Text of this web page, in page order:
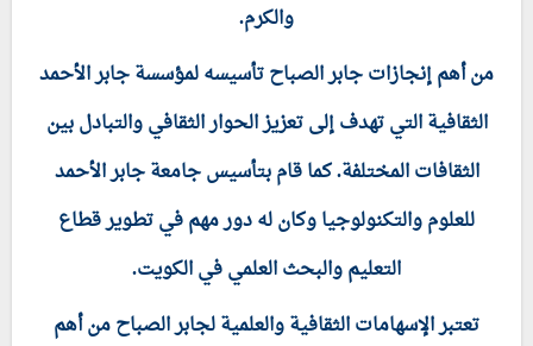
والكرم.
من أهم إنجازات جابر الصباح تأسيسه لمؤسسة جابر الأحمد
الثقافية التي تهدف إلى تعزيز الحوار الثقافي والتبادل بين
الثقافات المختلفة. كما قام بتأسيس جامعة جابر الأحمد
للعلوم والتكنولوجيا وكان له دور مهم في تطوير قطاع
التعليم والبحث العلمي في الكويت.
تعتبر الإسهامات الثقافية والعلمية لجابر الصباح من أهم